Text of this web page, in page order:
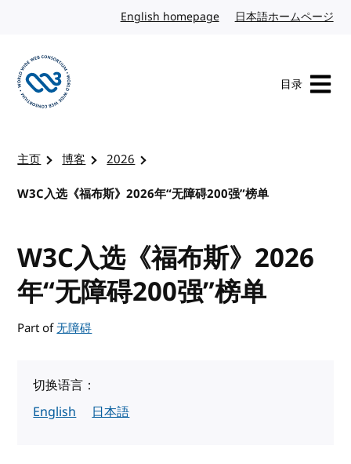
English homepage英文日本語ホームページ
目录
主页 博客
2026
W3C入选《福布斯》2026年“无障碍200强”榜单
W3C入选《福布斯》2026
年“无障碍200强”榜单
Part of无障碍
切换语言：
English
日本語